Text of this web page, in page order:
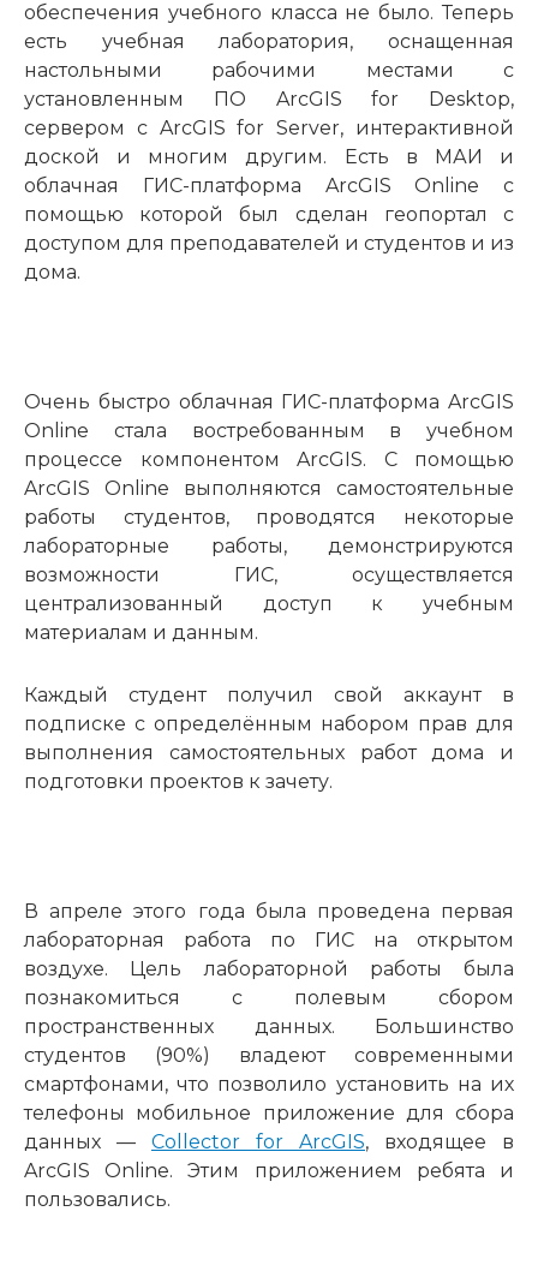
обеспечения учебного класса не было. Теперь
есть учебная лаборатория, оснащенная
настольными рабочими местами с
установленным ПО ArcGIS for Desktop,
сервером с ArcGIS for Server, интерактивной
доской и многим другим. Есть в МАИ и
облачная ГИС-платформа ArcGIS Online с
помощью которой был сделан геопортал с
доступом для преподавателей и студентов и из
дома.
Очень быстро облачная ГИС-платформа ArcGIS
Online стала востребованным в учебном
процессе компонентом ArcGIS. С помощью
ArcGIS Online выполняются самостоятельные
работы студентов, проводятся некоторые
лабораторные работы, демонстрируются
возможности ГИС, осуществляется
централизованный доступ к учебным
материалам и данным.
Каждый студент получил свой аккаунт в
подписке с определённым набором прав для
выполнения самостоятельных работ дома и
подготовки проектов к зачету.
В апреле этого года была проведена первая
лабораторная работа по ГИС на открытом
воздухе. Цель лабораторной работы была
познакомиться с полевым сбором
пространственных данных. Большинство
студентов (90%) владеют современными
смартфонами, что позволило установить на их
телефоны мобильное приложение для сбора
данных — Collector for ArcGIS, входящее в
ArcGIS Online. Этим приложением ребята и
пользовались.